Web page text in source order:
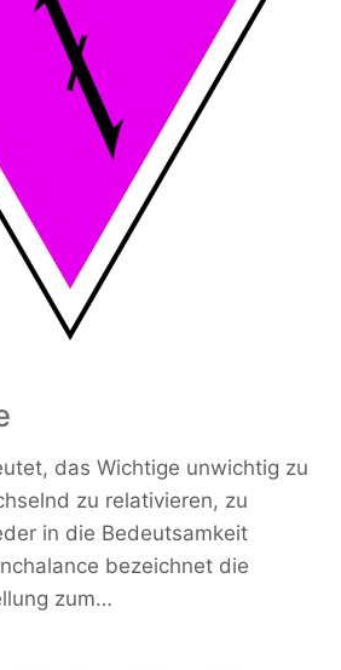
das Wichtige unwichtig zu
zu relativieren, zu
in die Bedeutsamkeit
bezeichnet die
zum…